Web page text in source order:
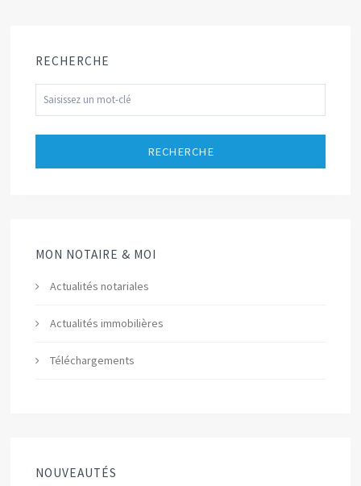
RECHERCHE
RECHERCHE
MON NOTAIRE & MOI
Actualités notariales
Actualités immobilières
Téléchargements
NOUVEAUTÉS